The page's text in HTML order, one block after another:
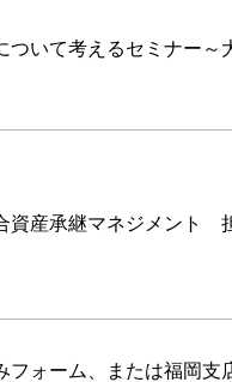
ついて考えるセミナー
資産承継マネジメント
ォーム、または福岡支